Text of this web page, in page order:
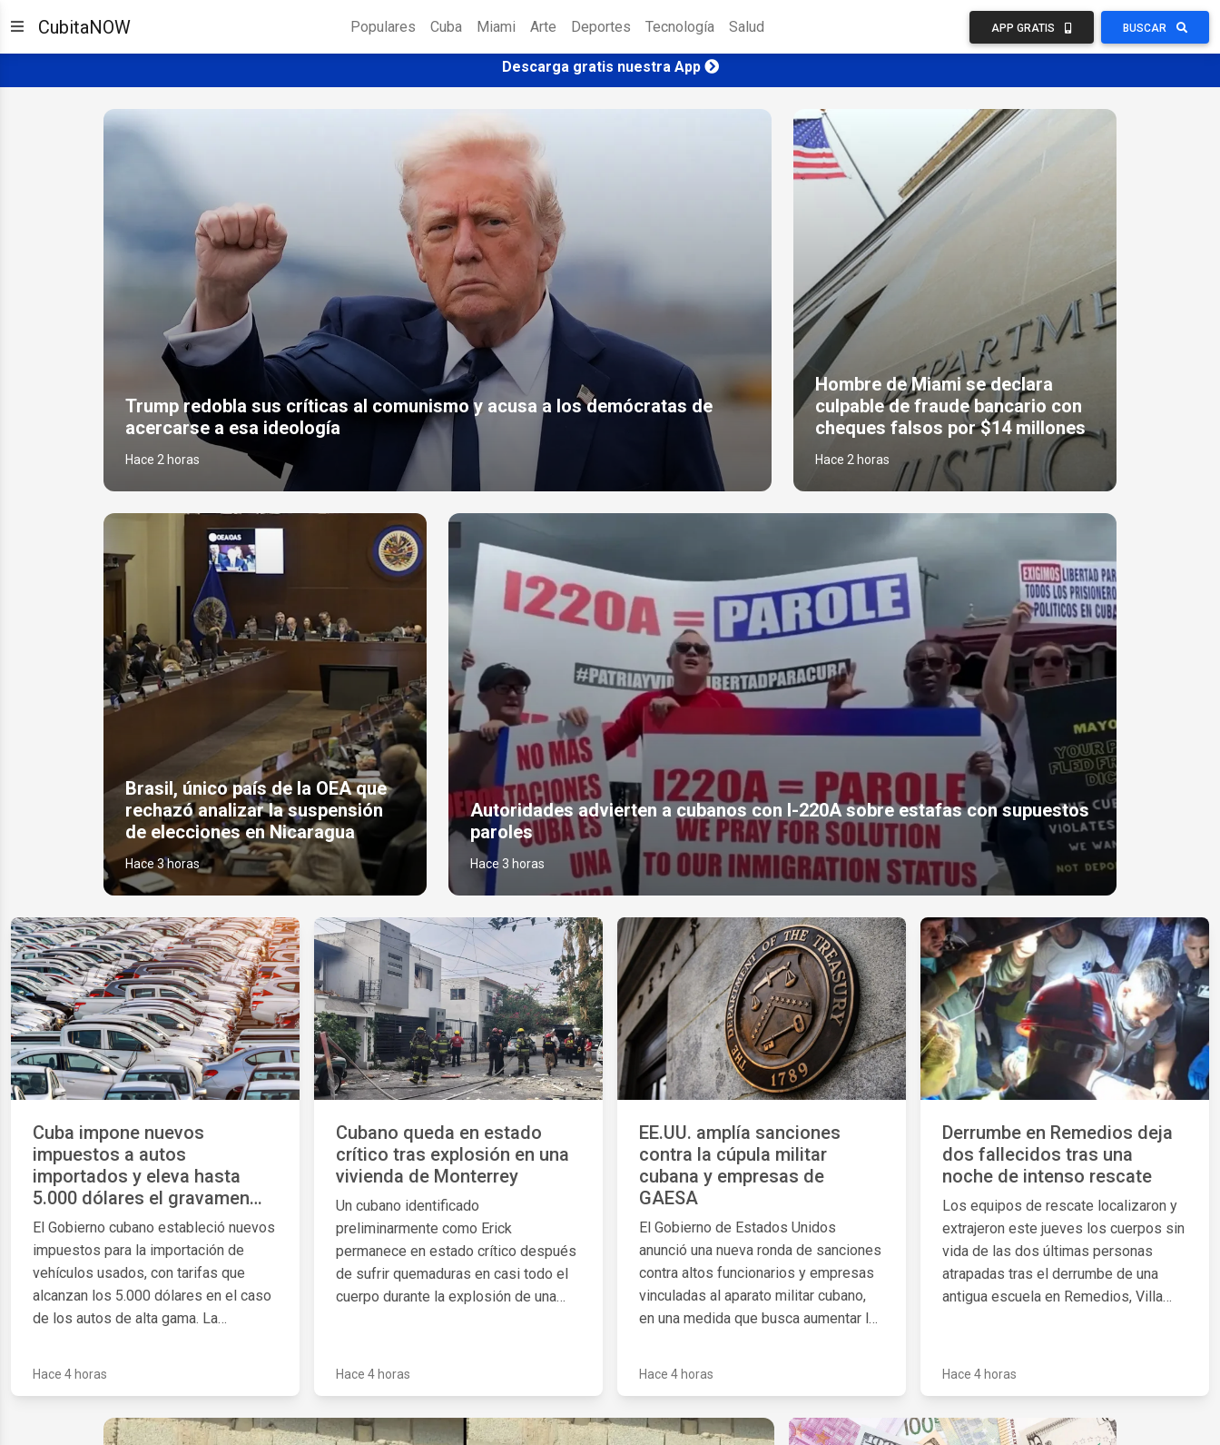
CubitaNOW Populares Cuba Miami Arte Deportes Tecnología Salud APP GRATIS BUSCAR
Descarga gratis nuestra App
Trump redobla sus críticas al comunismo y acusa a los demócratas de
acercarse a esa ideología
Hace 2 horas
Hombre de Miami se declara
culpable de fraude bancario con
cheques falsos por $14 millones
Hace 2 horas
Brasil, único país de la OEA que
rechazó analizar la suspensión
de elecciones en Nicaragua
Hace 3 horas
Autoridades advierten a cubanos con I-220A sobre estafas con supuestos
paroles
Hace 3 horas
Cuba impone nuevos
impuestos a autos
importados y eleva hasta
5.000 dólares el gravamen
para vehículos de alta gama
El Gobierno cubano estableció nuevos
impuestos para la importación de
vehículos usados, con tarifas que
alcanzan los 5.000 dólares en el caso
de los autos de alta gama. La
Hace 4 horas
Cubano queda en estado
crítico tras explosión en una
vivienda de Monterrey
Un cubano identificado
preliminarmente como Erick
permanece en estado crítico después
de sufrir quemaduras en casi todo el
cuerpo durante la explosión de una
trasladado de urgencia a un hospital,
Hace 4 horas
EE.UU. amplía sanciones
contra la cúpula militar
cubana y empresas de
GAESA
El Gobierno de Estados Unidos
anunció una nueva ronda de sanciones
contra altos funcionarios y empresas
vinculadas al aparato militar cubano,
en una medida que busca aumentar la
Hace 4 horas
Derrumbe en Remedios deja
dos fallecidos tras una
noche de intenso rescate
Los equipos de rescate localizaron y
extrajeron este jueves los cuerpos sin
vida de las dos últimas personas
atrapadas tras el derrumbe de una
antigua escuela en Remedios, Villa
hospital de Santa Clara.
Hace 4 horas